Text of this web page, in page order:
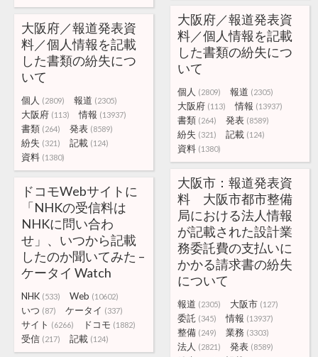
大阪府／報道発表資
料／個人情報を記載
した書類の紛失につ
いて
個人 (2809) 報道 (2305)
大阪府 (113) 情報 (13937)
書類 (264) 発表 (8589)
紛失 (321) 記載 (124)
資料 (1380)
大阪府／報道発表資
料／個人情報を記載
した書類の紛失につ
いて
個人 (2809) 報道 (2305)
大阪府 (113) 情報 (13937)
書類 (264) 発表 (8589)
紛失 (321) 記載 (124)
資料 (1380)
大阪市：報道発表資
料 大阪市都市整備
局における法人情報
が記載された設計業
務委託費の支払いに
かかる請求書の紛失
について
報道 (2305) 大阪市 (127)
委託 (345) 情報 (13937)
整備 (249) 業務 (3303)
法人 (2821) 発表 (8589)
ドコモWebサイトに
「NHKの受信料は
NHKに問い合わ
せ」、いつから記載
したのか聞いてみた –
ケータイ Watch
NHK (533) Web (10602)
いつ (87) ケータイ (337)
サイト (6266) ドコモ (1882)
受信 (217) 記載 (124)